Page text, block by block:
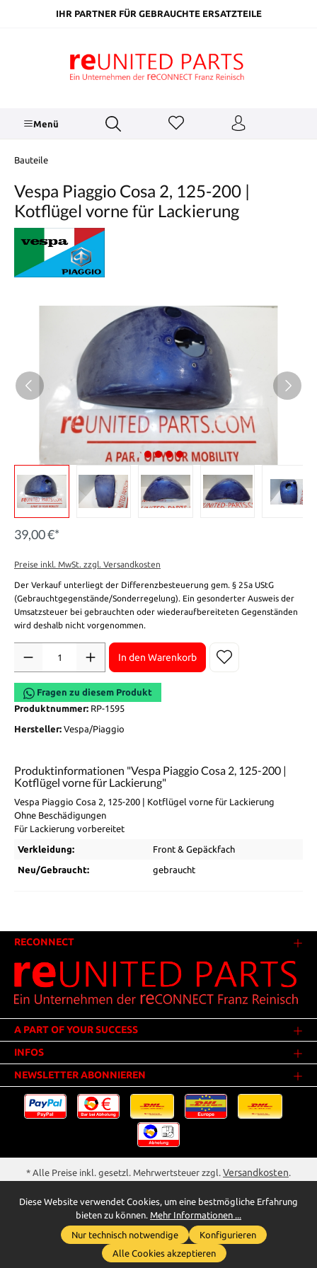
springenIHR PARTNER FÜR GEBRAUCHTE ERSATZTEILE
Menü
Bauteile
Vespa Piaggio Cosa 2, 125-200 |
Kotflügel vorne für Lackierung
39,00 €*
Preise inkl. MwSt. zzgl. Versandkosten
Der Verkauf unterliegt der Differenzbesteuerung gem. § 25a UStG
(Gebrauchtgegenstände/Sonderregelung). Ein gesonderter Ausweis der
Umsatzsteuer bei gebrauchten oder wiederaufbereiteten Gegenständen
wird deshalb nicht vorgenommen.
In den Warenkorb
Fragen zu diesem Produkt
Produktnummer: RP-1595
Hersteller: Vespa/Piaggio
Produktinformationen "Vespa Piaggio Cosa 2, 125-200 |
Kotflügel vorne für Lackierung"
Vespa Piaggio Cosa 2, 125-200 | Kotflügel vorne für Lackierung
Ohne Beschädigungen
Für Lackierung vorbereitet
Verkleidung: Front & Gepäckfach
Neu/Gebraucht: gebraucht
RECONNECT
A PART OF YOUR SUCCESS
INFOS
NEWSLETTER ABONNIEREN
* Alle Preise inkl. gesetzl. Mehrwertsteuer zzgl. Versandkosten.
** Der Verkauf unterliegt der Differenzbesteuerung gem. § 25a UStG
(Gebrauchtgegenstände/Sonderregelung). Ein gesonderter Ausweis der
Umsatzsteuer bei gebrauchten oder wiederaufbereiteten Gegenständen
wird deshalb nicht vorgenommen.
reunited-parts.com
Whatsapp für Anfragen
Diese Website verwendet Cookies, um eine bestmögliche Erfahrung
bieten zu können. Mehr Informationen ...
Nur technisch notwendige
Konfigurieren
Alle Cookies akzeptieren